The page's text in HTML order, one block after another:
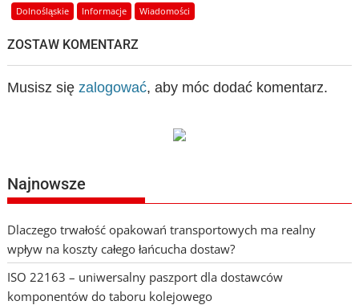
Dolnośląskie Informacje Wiadomości
ZOSTAW KOMENTARZ
Musisz sięzalogować, aby móc dodać komentarz.
Najnowsze
Dlaczego trwałość opakowań transportowych ma realny
wpływ na koszty całego łańcucha dostaw?
ISO 22163 – uniwersalny paszport dla dostawców
komponentów do taboru kolejowego